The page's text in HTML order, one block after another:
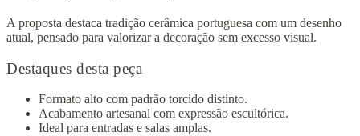
A proposta destaca tradição cerâmica portuguesa com um desenho
atual, pensado para valorizar a decoração sem excesso visual.
Destaques desta peça
Formato alto com padrão torcido distinto.
Acabamento artesanal com expressão escultórica.
Ideal para entradas e salas amplas.